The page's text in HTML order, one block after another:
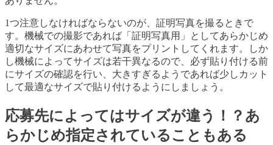
1つ注意しなければならないのが、証明写真を撮るときで
す。機械での撮影であれば「証明写真用」としてあらかじめ
適切なサイズにあわせて写真をプリントしてくれます。しか
し機械によってサイズは若干異なるので、必ず貼り付ける前
にサイズの確認を行い、大きすぎるようであれば少しカット
して最適なサイズで貼り付けるようにしましょう。
応募先によってはサイズが違う！？あ
らかじめ指定されていることもある